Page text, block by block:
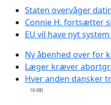
Staten overvåger
Connie H. fortsætter
EU vil have nyt
Ny åbenhed over for
Læger kræver
Hver anden dansker
10-08]